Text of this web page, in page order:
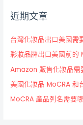
近期文章
台灣化妝品出口美國需
彩妝品牌出口美國前的
Amazon 販售化妝品需
美國化妝品 MoCRA 和
MoCRA 產品列名需要